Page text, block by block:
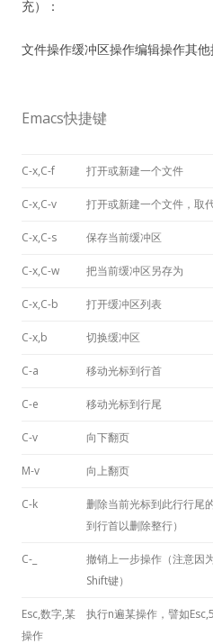
充）：
文件操作缓冲区操作编辑操作其
Emacs快捷键
C-x,C-f 打开或新建一个文件
C-x,C-v 打开或新建一个文件，取
C-x,C-s 保存当前缓冲区
C-x,C-w 把当前缓冲区另存为
C-x,C-b 打开缓冲区列表
C-x,b 切换缓冲区
C-a 移动光标到行首
C-e 移动光标到行尾
C-v 向下翻页
M-v 向上翻页
C-k
删除当前光标到此行行尾
到行首以删除整行）
C-_
撤销上一步操作（注意因
Shift键）
Esc,数字,某
操作
执行n遍某操作，譬如